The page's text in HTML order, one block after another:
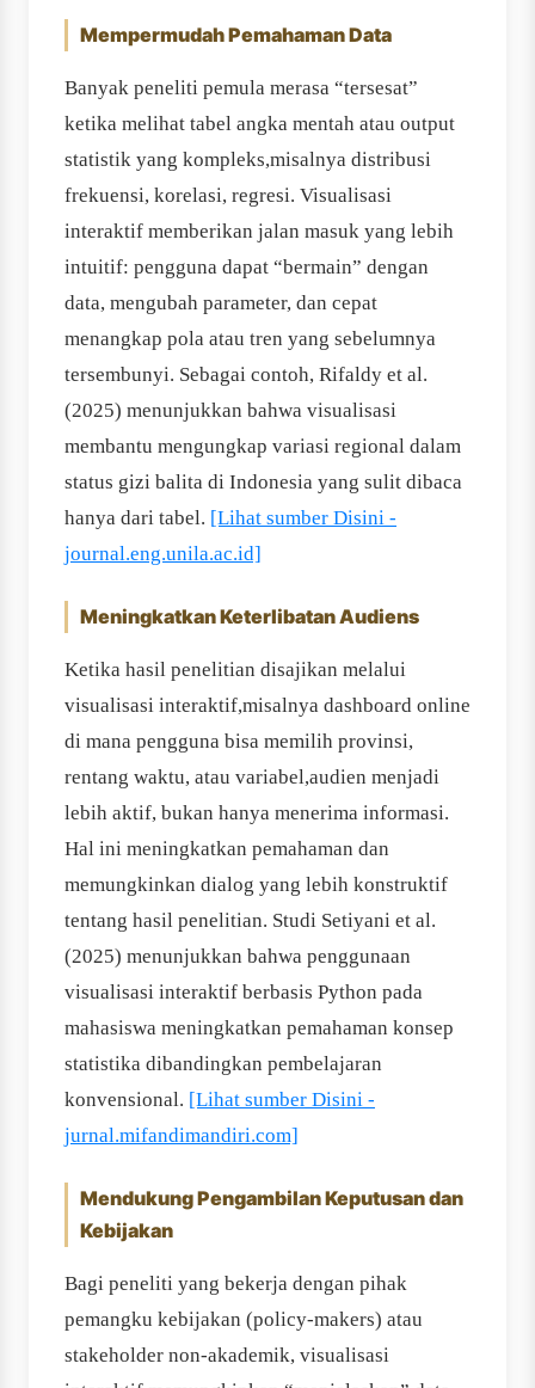
Mempermudah Pemahaman Data
Banyak peneliti pemula merasa “tersesat”
ketika melihat tabel angka mentah atau output
statistik yang kompleks,misalnya distribusi
frekuensi, korelasi, regresi. Visualisasi
interaktif memberikan jalan masuk yang lebih
intuitif: pengguna dapat “bermain” dengan
data, mengubah parameter, dan cepat
menangkap pola atau tren yang sebelumnya
tersembunyi. Sebagai contoh, Rifaldy et al.
(2025) menunjukkan bahwa visualisasi
membantu mengungkap variasi regional dalam
status gizi balita di Indonesia yang sulit dibaca
hanya dari tabel. [Lihat sumber Disini -
journal.eng.unila.ac.id]
Meningkatkan Keterlibatan Audiens
Ketika hasil penelitian disajikan melalui
visualisasi interaktif,misalnya dashboard online
di mana pengguna bisa memilih provinsi,
rentang waktu, atau variabel,audien menjadi
lebih aktif, bukan hanya menerima informasi.
Hal ini meningkatkan pemahaman dan
memungkinkan dialog yang lebih konstruktif
tentang hasil penelitian. Studi Setiyani et al.
(2025) menunjukkan bahwa penggunaan
visualisasi interaktif berbasis Python pada
mahasiswa meningkatkan pemahaman konsep
statistika dibandingkan pembelajaran
konvensional. [Lihat sumber Disini -
jurnal.mifandimandiri.com]
Mendukung Pengambilan Keputusan dan
Kebijakan
Bagi peneliti yang bekerja dengan pihak
pemangku kebijakan (policy-makers) atau
stakeholder non-akademik, visualisasi